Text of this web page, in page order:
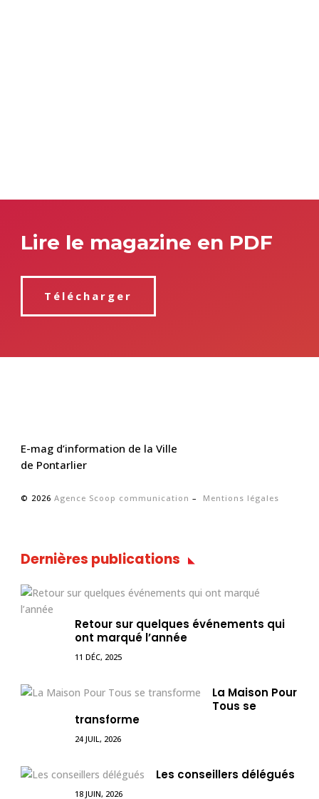
Lire le magazine en PDF
Télécharger
E-mag d’information de la Ville
de Pontarlier
© 2026 Agence Scoop communication – Mentions légales
Dernières publications
Retour sur quelques événements qui
ont marqué l’année
11 DÉC, 2025
La Maison Pour
Tous se
transforme
24 JUIL, 2026
Les conseillers délégués
18 JUIN, 2026